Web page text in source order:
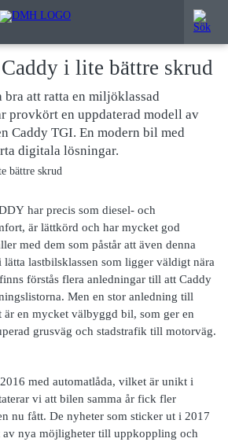
i lite bättre skrud
att ratta en miljöklassad
provkört en uppdaterad modell av
Caddy TGI. En modern bil med
digitala lösningar.
har precis som diesel- och
är lättkörd och har mycket god
med dem som påstår att även denna
lastbilsklassen som ligger väldigt nära
förstås flera anledningar till att Caddy
Men en stor anledning till
är en mycket välbyggd bil, som ger en
grusväg och stadstrafik till motorväg.
med automatlåda, vilket är unikt i
vi att bilen samma år fick fler
nu fått. De nyheter som sticker ut i 2017
av nya möjligheter till uppkoppling och